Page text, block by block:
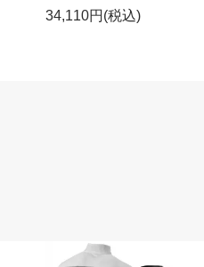
34,110円(税込)